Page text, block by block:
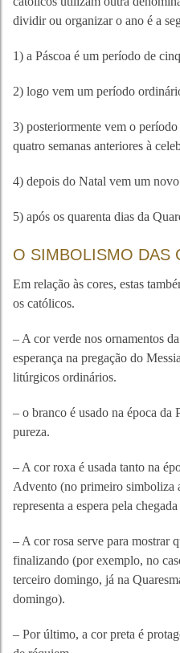
dividir ou organizar o ano é a
1) a Páscoa é um período de
2) logo vem um período
3) posteriormente vem o período
quatro semanas anteriores à
4) depois do Natal vem um
5) após os quarenta dias da
O SIMBOLISMO DAS
Em relação às cores, estas
os católicos.
– A cor verde nos ornamentos da
esperança na pregação do
litúrgicos ordinários.
– o branco é usado na época da
pureza.
– A cor roxa é usada tanto na
Advento (no primeiro simboliza
representa a espera pela
– A cor rosa serve para mostrar
finalizando (por exemplo, no
terceiro domingo, já na
domingo).
– Por último, a cor preta é